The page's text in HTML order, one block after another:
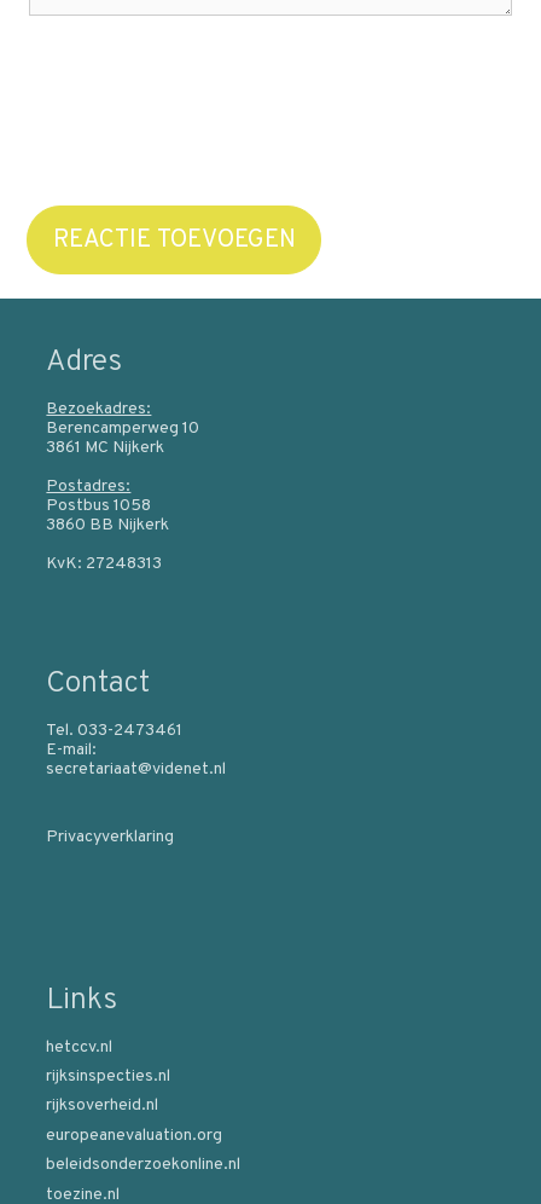
REACTIE TOEVOEGEN
Adres
Bezoekadres:
Berencamperweg 10
3861 MC Nijkerk
Postadres:
Postbus 1058
3860 BB Nijkerk
KvK: 27248313
Contact
Tel. 033-2473461
E-mail:
secretariaat@videnet.nl
Privacyverklaring
Links
hetccv.nl
rijksinspecties.nl
rijksoverheid.nl
europeanevaluation.org
beleidsonderzoekonline.nl
toezine.nl